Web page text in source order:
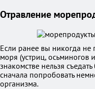
Отравление
Если ранее вы никогда не
моря (устриц, осьминогов
знакомстве нельзя
сначала попробовать
организма.